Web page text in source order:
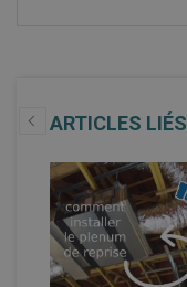
ARTICLES LIÉS